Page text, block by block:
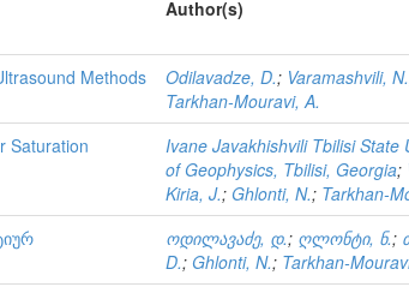
Author(s)
Methods Odilavadze, D.; Varamashvili, N.
Tarkhan-Mouravi, A.
Saturation
Ivane Javakhishvili Tbilisi State
of Geophysics, Tbilisi, Georgia;
Kiria, J.; Ghlonti, N.; Tarkhan-
ოდილავაძე, დ.; ღლონტი, ნ.;
D.; Ghlonti, N.; Tarkhan-